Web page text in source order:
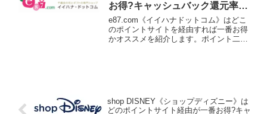
お得?キャッシュバック還元率比
較一覧2020/5/3
e87.com《イイハナドットコム》はどこ
のポイントサイトを経由すれば一番お得
かオススメを紹介します。ポイント二重
shop DISNEY《ショップディズニー》は
どのポイントサイト経由が一番お得?キャ